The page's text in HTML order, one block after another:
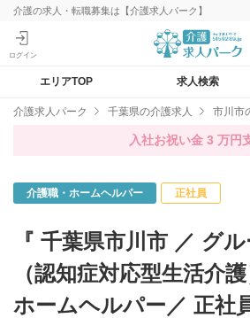
介護の求人・転職募集は【介護求人パーク】
エリアTOP 求人検索
介護求人パーク 千葉県の介護求人 市川市
入社お祝い金 3 万円
介護職・ホームヘルパー 正社員
『 千葉県市川市 ／ グ
（認知症対応型生活介
ホームヘルパー／ 正社